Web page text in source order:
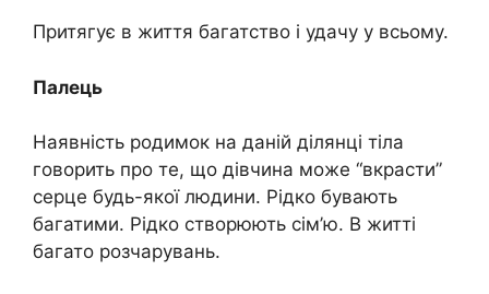
Притягує в життя багатство і удачу у всьому.
Палець
Наявність родимок на даній ділянці тіла
говорить про те, що дівчина може “вкрасти”
серце будь-якої людини. Рідко бувають
багатими. Рідко створюють сім’ю. В житті
багато розчарувань.